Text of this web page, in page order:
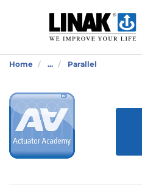
Home ... Parallel